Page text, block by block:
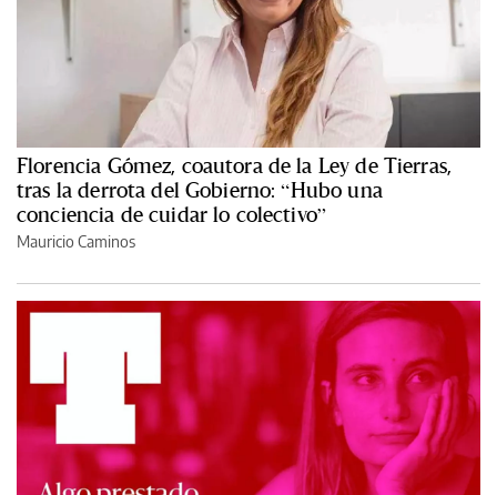
Florencia Gómez, coautora de la Ley de Tierras,
tras la derrota del Gobierno: “Hubo una
conciencia de cuidar lo colectivo”
Mauricio Caminos